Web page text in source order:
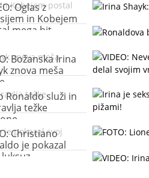
Oglas z
in Kobejem
mega hit
Božanska Irina
znova meša
Ronaldo služi in
težke
Christiano
je pokazal